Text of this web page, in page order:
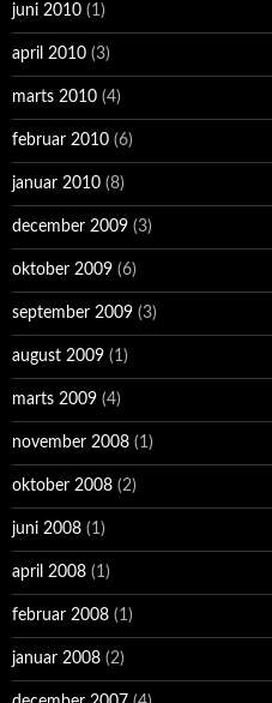
juni 2010 (1)
april 2010 (3)
marts 2010 (4)
februar 2010 (6)
januar 2010 (8)
december 2009 (3)
oktober 2009 (6)
september 2009 (3)
august 2009 (1)
marts 2009 (4)
november 2008 (1)
oktober 2008 (2)
juni 2008 (1)
april 2008 (1)
februar 2008 (1)
januar 2008 (2)